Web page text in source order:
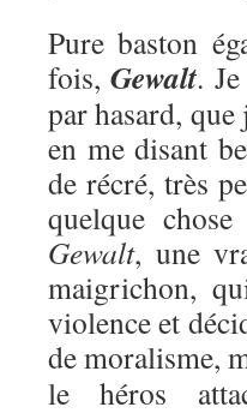
Pure baston
fois,Gewalt.
par hasard,
en me disant
de récré, très
quelque
Gewalt, une
maigrichon,
violence et
de moralisme,
le héros